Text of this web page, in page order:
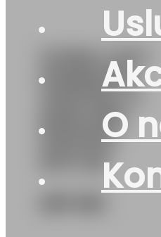
O
GUMA LJ/LT
HANKOOK
RA18 6PR
103/101H
DOT:26